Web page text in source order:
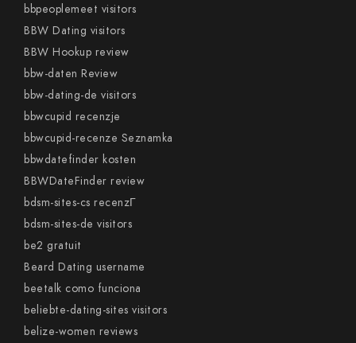
bbpeoplemeet visitors
BBW Dating visitors
BBW Hookup review
bbw-daten Review
bbw-dating-de visitors
bbwcupid recenzje
bbwcupid-recenze Seznamka
bbwdatefinder kosten
BBWDateFinder review
bdsm-sites-cs recenzГ­
bdsm-sites-de visitors
be2 gratuit
Beard Dating username
beetalk como funciona
beliebte-dating-sites visitors
belize-women reviews